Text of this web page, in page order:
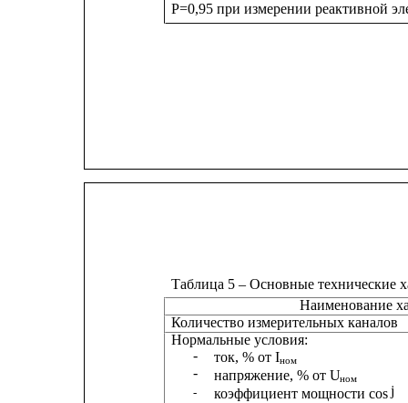
Р=0,95 при измерении реактивной
Таблица 5 – Основные технические
Наименование
Количество измерительных каналов
Нормальные условия:
-
ток, % от Iном
- напряжение, % от Uном
- коэффициент мощности cos j